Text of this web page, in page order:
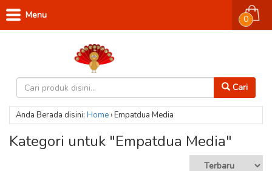
Cari
0
Menu
Anda Berada disini: Home›Empatdua Media
Kategori untuk "Empatdua Media"